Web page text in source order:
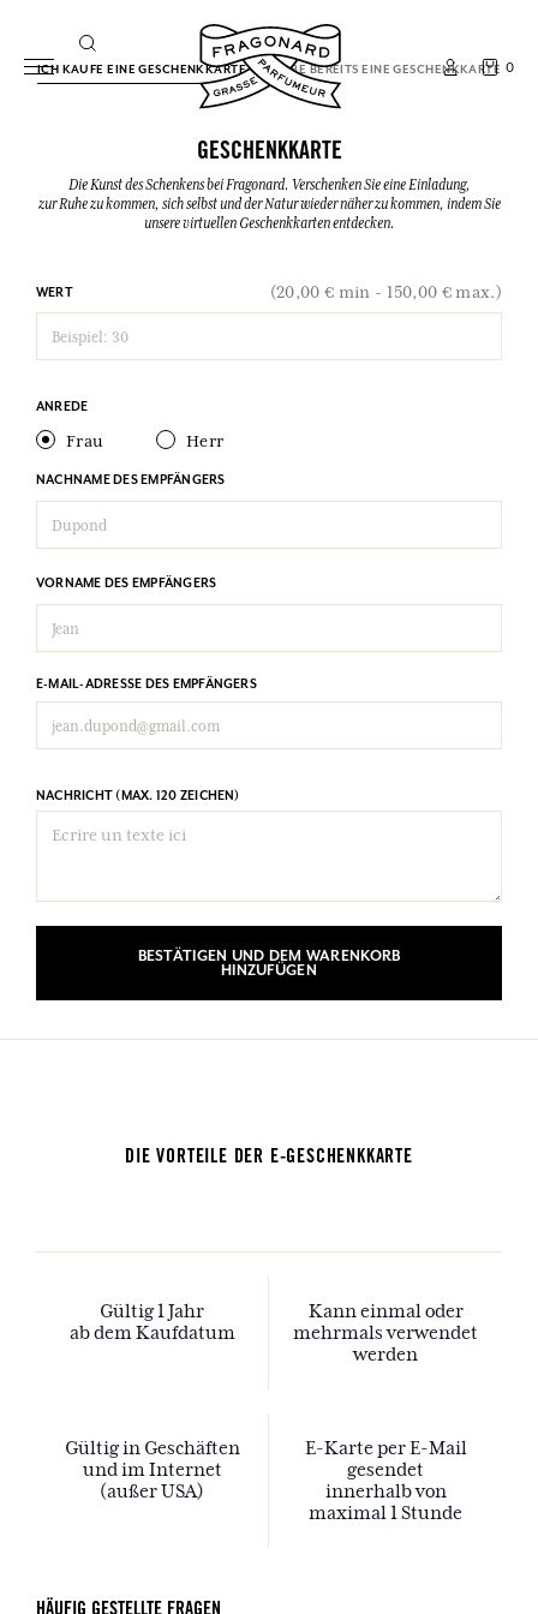
0
ICH KAUFE EINE GESCHENKKARTEICH HABE BEREITS EINE GESCHENKKARTE
GESCHENKKARTE
Die Kunst des Schenkens bei Fragonard. Verschenken Sie eine Einladung,
zur Ruhe zu kommen, sich selbst und der Natur wieder näher zu kommen, indem Sie
unsere virtuellen Geschenkkarten entdecken.
WERT (20,00 € min - 150,00 € max.)
ANREDE
Frau Herr
NACHNAME DES EMPFÄNGERS
VORNAME DES EMPFÄNGERS
E-MAIL-ADRESSE DES EMPFÄNGERS
NACHRICHT (MAX. 120 ZEICHEN)
BESTÄTIGEN UND DEM WARENKORB
HINZUFÜGEN
DIE VORTEILE DER E-GESCHENKKARTE
Gültig 1 Jahr
ab dem Kaufdatum
Kann einmal oder
mehrmals verwendet
werden
Gültig in Geschäften
und im Internet
(außer USA)
E-Karte per E-Mail
gesendet
innerhalb von
maximal 1 Stunde